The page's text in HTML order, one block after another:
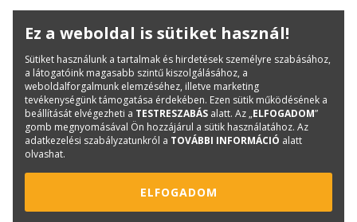
Ez a weboldal is sütiket használ!
Sütiket használunk a tartalmak és hirdetések személyre szabásához,
a látogatóink magasabb szintű kiszolgálásához, a
weboldalforgalmunk elemzéséhez, illetve marketing
tevékenységünk támogatása érdekében. Ezen sütik működésének a
beállítását elvégezheti a TESTRESZABÁS alatt. Az „ELFOGADOM”
gomb megnyomásával Ön hozzájárul a sütik használatához. Az
adatkezelési szabályzatunkról a TOVÁBBI INFORMÁCIÓ alatt
olvashat.
ELFOGADOM